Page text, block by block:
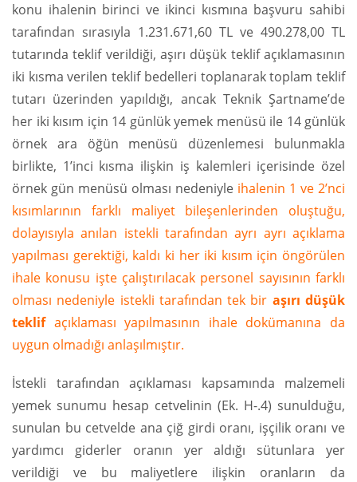
konu ihalenin birinci ve ikinci kısmına başvuru sahibi
tarafından sırasıyla 1.231.671,60 TL ve 490.278,00 TL
tutarında teklif verildiği, aşırı düşük teklif açıklamasının
iki kısma verilen teklif bedelleri toplanarak toplam teklif
tutarı üzerinden yapıldığı, ancak Teknik Şartname’de
her iki kısım için 14 günlük yemek menüsü ile 14 günlük
örnek ara öğün menüsü düzenlemesi bulunmakla
birlikte, 1’inci kısma ilişkin iş kalemleri içerisinde özel
örnek gün menüsü olması nedeniyle ihalenin 1 ve 2’nci
kısımlarının farklı maliyet bileşenlerinden oluştuğu,
dolayısıyla anılan istekli tarafından ayrı ayrı açıklama
yapılması gerektiği, kaldı ki her iki kısım için öngörülen
ihale konusu işte çalıştırılacak personel sayısının farklı
olması nedeniyle istekli tarafından tek bir aşırı düşük
teklifaçıklaması yapılmasının ihale dokümanına da
uygun olmadığı anlaşılmıştır.
İstekli tarafından açıklaması kapsamında malzemeli
yemek sunumu hesap cetvelinin (Ek. H-.4) sunulduğu,
sunulan bu cetvelde ana çiğ girdi oranı, işçilik oranı ve
yardımcı giderler oranın yer aldığı sütunlara yer
verildiği ve bu maliyetlere ilişkin oranların da